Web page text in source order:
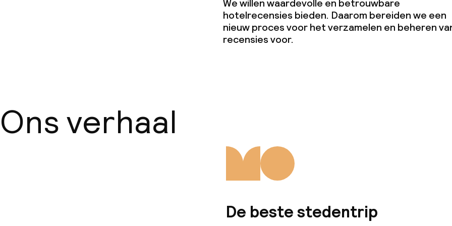
We willen waardevolle en betrouwbare
hotelrecensies bieden. Daarom bereiden we een
nieuw proces voor het verzamelen en beheren
recensies voor.
Ons verhaal
De beste stedentrip